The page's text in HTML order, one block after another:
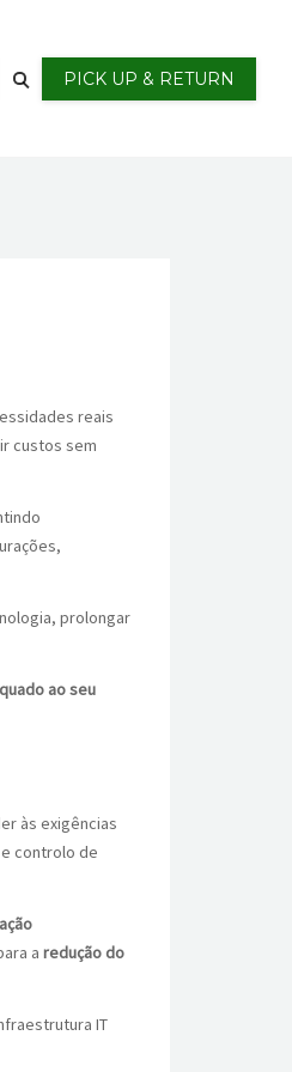
PICK UP & RETURN
reais
custos sem
prolongar
ao seu
às exigências
controlo de
a redução do
IT